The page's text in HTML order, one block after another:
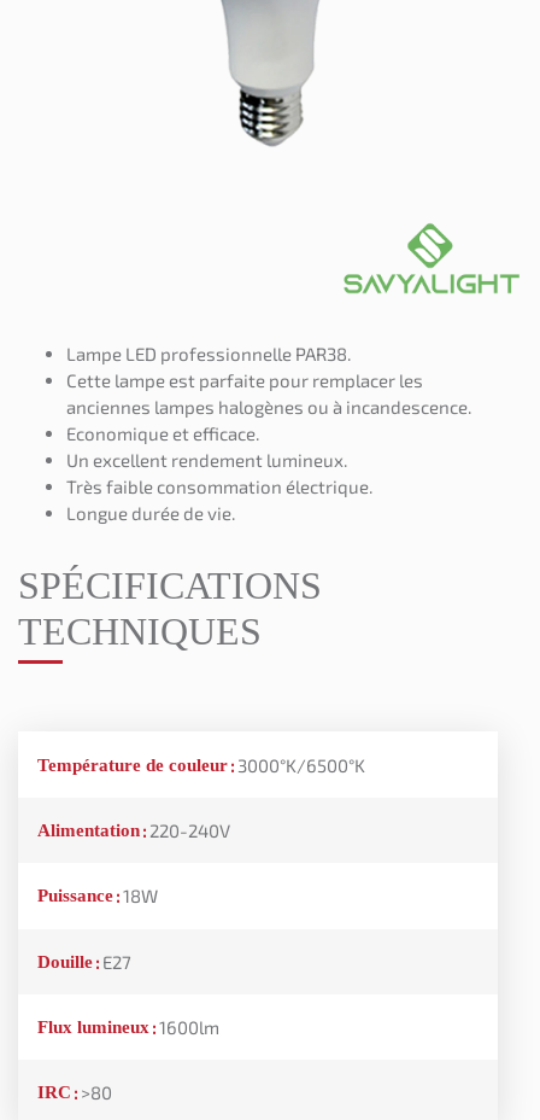
Lampe LED professionnelle PAR38.
Cette lampe est parfaite pour remplacer les
anciennes lampes halogènes ou à incandescence.
Economique et efficace.
Un excellent rendement lumineux.
Très faible consommation électrique.
Longue durée de vie.
SPÉCIFICATIONS
TECHNIQUES
Température de couleur: 3000°K/6500°K
Alimentation: 220-240V
Puissance:18W
Douille: E27
Flux lumineux :1600lm
IRC : >80